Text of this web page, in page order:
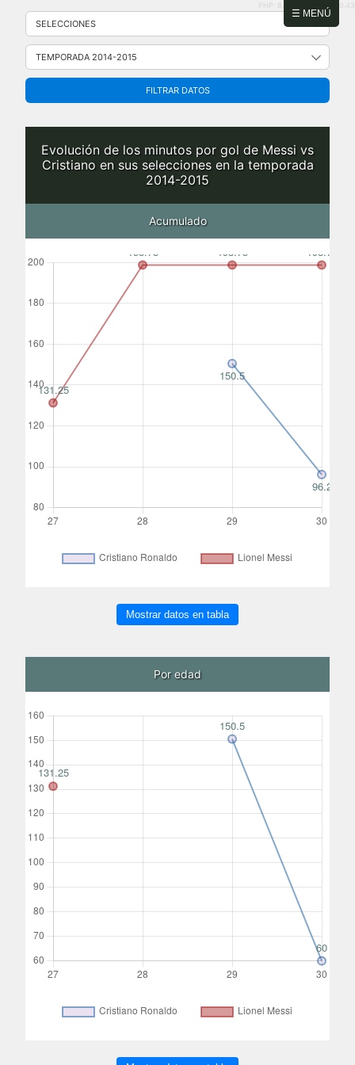
☰ MENÚ
Saltar
contenido
PHP: 8.2.31 | MySQL: 8.0.43
FILTRAR DATOS
Evolución de los minutos por gol de Messi vs
Cristiano en sus selecciones en la temporada
2014-2015
Acumulado
Mostrar datos en tabla
Por edad